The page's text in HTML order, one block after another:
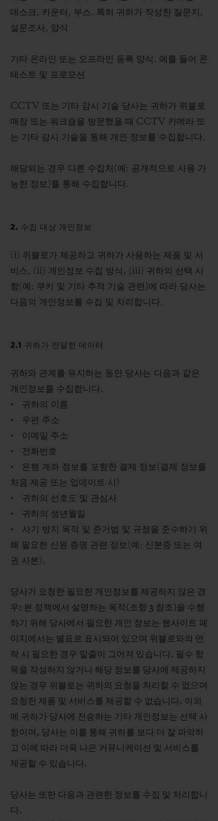
데스크, 카운터, 부스. 특히 귀하가 작성한 질문지,
설문조사, 양식
기타 온라인 또는 오프라인 등록 양식. 예를 들어 콘
테스트 및 프로모션
CCTV 또는 기타 감시 기술 당사는 귀하가 위블로
매장 또는 워크숍을 방문했을 때 CCTV 카메라 또
는 기타 감시 기술을 통해 개인 정보를 수집합니다.
해당되는 경우 다른 수집처(예: 공개적으로 사용 가
능한 정보)를 통해 수집합니다.
2. 수집 대상 개인정보
(i) 위블로가 제공하고 귀하가 사용하는 제품 및 서
비스, (ii) 개인정보 수집 방식, (iii) 귀하의 선택 사
항(예: 쿠키 및 기타 추적 기술 관련)에 따라 당사는
다음의 개인정보를 수집 및 처리합니다.
2.1 귀하가 전달한 데이터
귀하와 관계를 유지하는 동안 당사는 다음과 같은
개인정보를 수집합니다.
• 귀하의 이름
• 우편 주소
• 이메일 주소
• 전화번호
• 은행 계좌 정보를 포함한 결제 정보(결제 정보를
처음 제공 또는 업데이트 시)
• 귀하의 선호도 및 관심사
• 귀하의 생년월일
• 사기 방지 목적 및 준거법 및 규정을 준수하기 위
해 필요한 신원 증명 관련 정보(예: 신분증 또는 여
권 사본).
당사가 요청한 필요한 개인정보를 제공하지 않은 경
우: 본 정책에서 설명하는 목적(조항 3 참조)을 수행
하기 위해 당사에서 필요한 개인 정보는 웹사이트 페
이지에서는 별표로 표시되어 있으며 위블로와의 연
락 시 필요한 경우 밑줄이 그어져 있습니다. 필수 항
목을 작성하지 않거나 해당 정보를 당사에 제공하지
않는 경우 위블로는 귀하의 요청을 처리할 수 없으며
요청한 제품 및 서비스를 제공할 수 없습니다. 이외
에 귀하가 당사에 전송하는 기타 개인정보는 선택 사
항이며, 당사는 이를 통해 귀하를 보다 더 잘 파악하
고 이에 따라 더욱 나은 커뮤니케이션 및 서비스를
제공할 수 있습니다.
당사는 또한 다음과 관련한 정보를 수집 및 처리합니
다.